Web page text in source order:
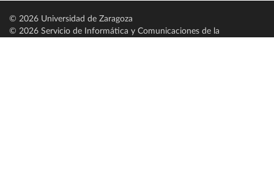
© 2026 Universidad de Zaragoza
© 2026 Servicio de Informática y Comunicaciones de la